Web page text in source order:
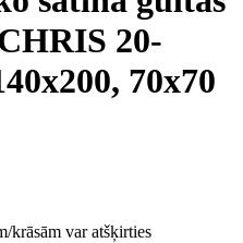
20-
70x70
krāsām var atšķirties